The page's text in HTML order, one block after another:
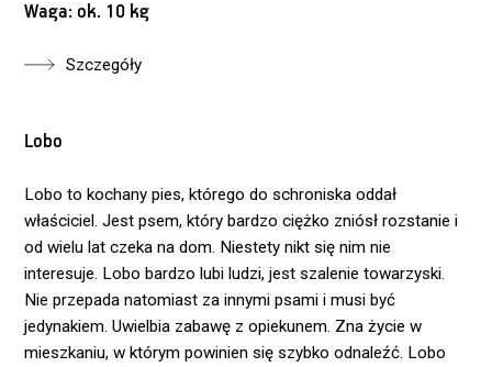
Waga: ok. 10 kg
Szczegóły
Lobo
Lobo to kochany pies, którego do schroniska oddał
właściciel. Jest psem, który bardzo ciężko zniósł rozstanie i
od wielu lat czeka na dom. Niestety nikt się nim nie
interesuje. Lobo bardzo lubi ludzi, jest szalenie towarzyski.
Nie przepada natomiast za innymi psami i musi być
jedynakiem. Uwielbia zabawę z opiekunem. Zna życie w
mieszkaniu, w którym powinien się szybko odnaleźć. Lobo